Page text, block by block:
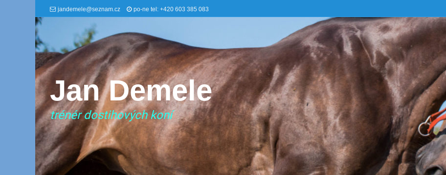
jandemele@seznam.cz po-ne tel: +420 603 385 083
Jan Demele
trénér dostihových koní